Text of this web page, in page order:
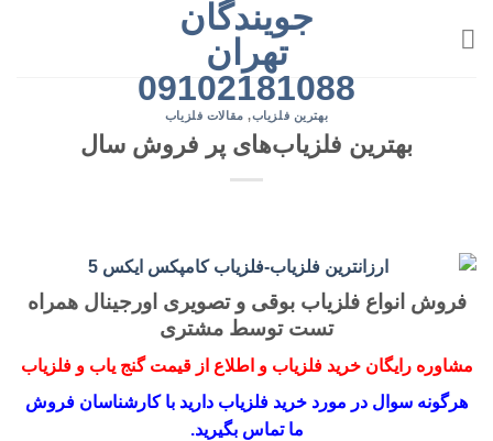
جویندگان
تهران
09102181088
بهترین فلزیاب, مقالات فلزیاب
بهترین فلزیاب‌های پر فروش سال
فروش انواع فلزیاب بوقی و تصویری اورجینال همراه
تست توسط مشتری
مشاوره رایگان خرید فلزیاب و اطلاع از قیمت گنج یاب و فلزیاب
هرگونه سوال در مورد خرید فلزیاب دارید با کارشناسان فروش
ما تماس بگیرید.